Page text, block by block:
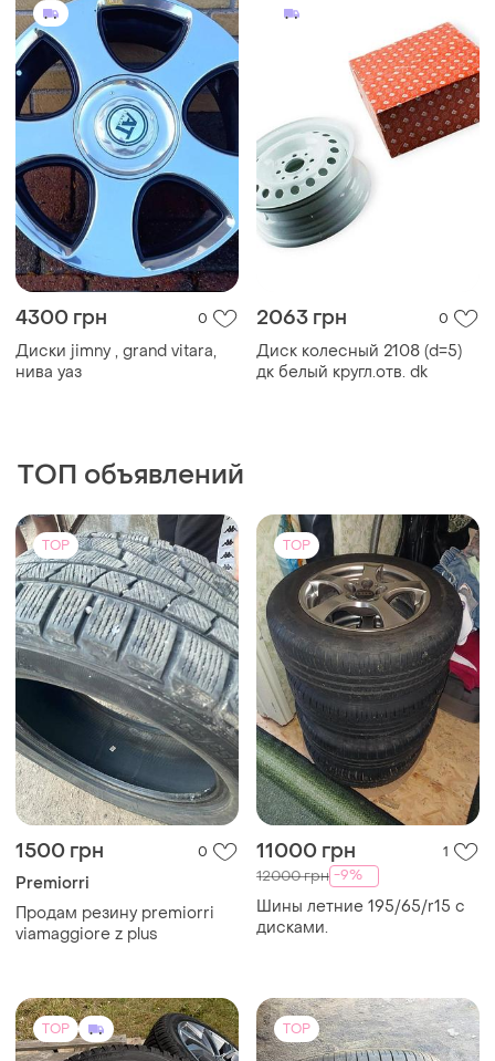
4300 грн 0
Диски jimny , grand vitara,
нива уаз
2063 грн 0
Диск колесный 2108 (d=5)
дк белый кругл.отв. dk
ТОП объявлений
TOP
1500 грн 0
Premiorri
Продам резину premiorri
viamaggiore z plus
TOP
11000 грн 1
12000 грн -9%
Шины летние 195/65/r15 с
дисками.
TOP TOP